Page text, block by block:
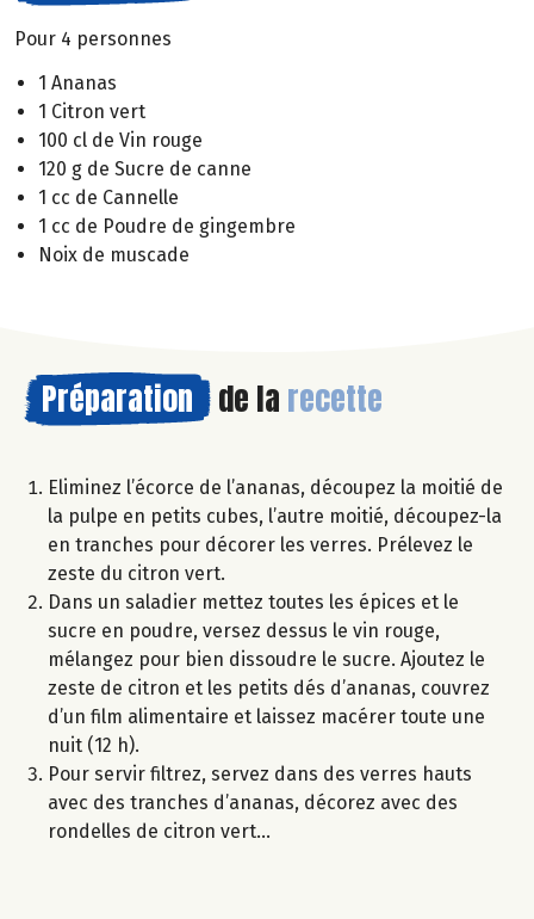
Pour 4 personnes
1 Ananas
1 Citron vert
100 cl de Vin rouge
120 g de Sucre de canne
1 cc de Cannelle
1 cc de Poudre de gingembre
Noix de muscade
Préparation de la recette
Eliminez l’écorce de l’ananas, découpez la moitié de
la pulpe en petits cubes, l’autre moitié, découpez-la
en tranches pour décorer les verres. Prélevez le
zeste du citron vert.
Dans un saladier mettez toutes les épices et le
sucre en poudre, versez dessus le vin rouge,
mélangez pour bien dissoudre le sucre. Ajoutez le
zeste de citron et les petits dés d’ananas, couvrez
d’un film alimentaire et laissez macérer toute une
nuit (12 h).
Pour servir filtrez, servez dans des verres hauts
avec des tranches d’ananas, décorez avec des
rondelles de citron vert…